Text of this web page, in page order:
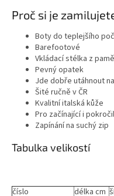
Proč si je
Boty do teplejšího
Barefootové
Vkládací stélka z
Pevný opatek
Jde dobře utáhnout
Šité ručně v ČR
Kvalitní italská kůže
Pro začínající i
Zapínání na suchý zip
Tabulka velikostí
číslo délka cm